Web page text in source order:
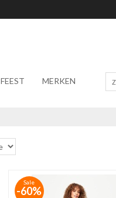
FEEST MERKEN
Sale
-60%